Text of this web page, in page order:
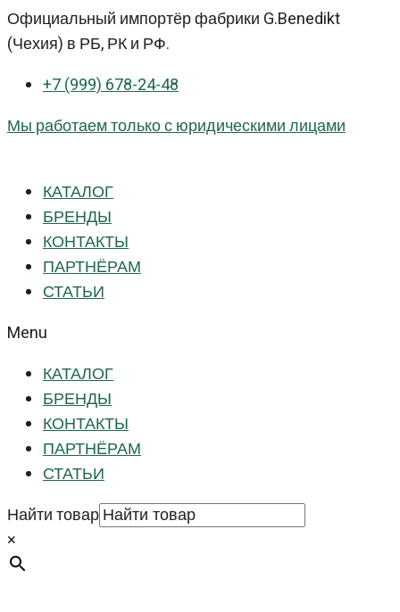
Перейти
к
Официальный импортёр фабрики G.Benedikt
(Чехия) в РБ, РК и РФ.
+7 (999) 678-24-48
Мы работаем только с юридическими лицами
КАТАЛОГ
БРЕНДЫ
КОНТАКТЫ
ПАРТНЁРАМ
СТАТЬИ
Menu
КАТАЛОГ
БРЕНДЫ
КОНТАКТЫ
ПАРТНЁРАМ
СТАТЬИ
Найти товар
×